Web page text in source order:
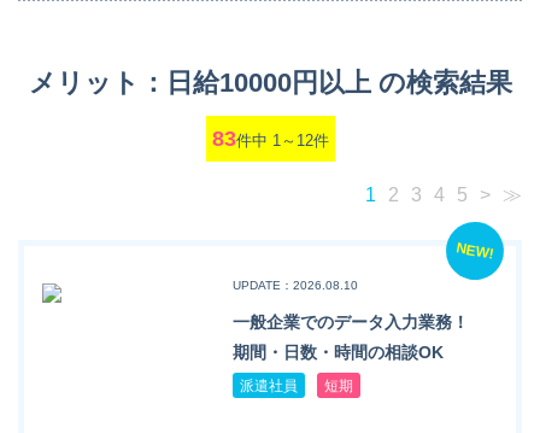
メリット：日給10000円以上 の検索結果
83件中 1～12件
1 2 3 4 5 > ≫
NEW!
UPDATE：2026.08.10
一般企業でのデータ入力業務！
期間・日数・時間の相談OK
派遣社員 短期